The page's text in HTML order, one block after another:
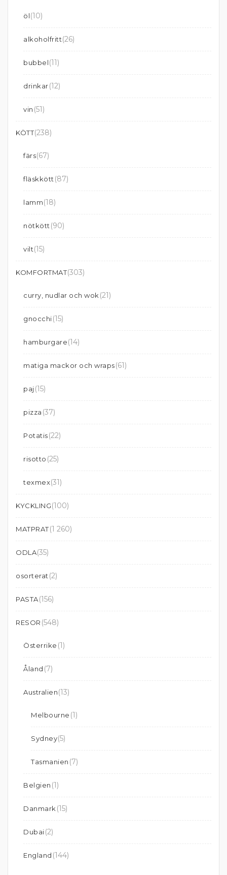
öl(10)
alkoholfritt(26)
bubbel(11)
drinkar(12)
vin (51)
KÖTT(238)
färs(67)
fläskkött (87)
lamm(18)
nötkött (90)
vilt(15)
KOMFORTMAT(303)
curry, nudlar och wok (21)
gnocchi(15)
hamburgare(14)
matiga mackor och wraps(61)
paj(15)
pizza (37)
Potatis(22)
risotto (25)
texmex(31)
KYCKLING(100)
MATPRAT(1 260)
ODLA(35)
osorterat (2)
PASTA(156)
RESOR (548)
Österrike (1)
Åland (7)
Australien(13)
Melbourne (1)
Sydney(5)
Tasmanien (7)
Belgien (1)
Danmark (15)
Dubai(2)
England (144)